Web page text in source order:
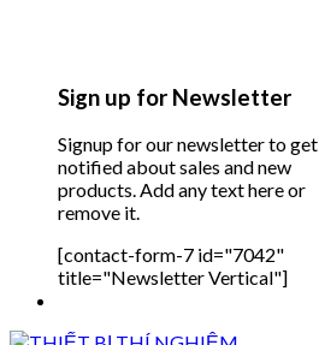
Sign up for Newsletter
Signup for our newsletter to get
notified about sales and new
products. Add any text here or
remove it.
[contact-form-7 id="7042"
title="Newsletter Vertical"]